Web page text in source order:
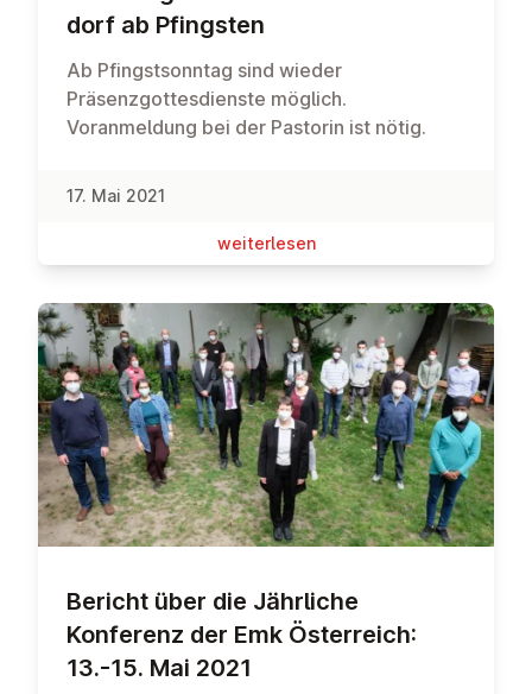
dorf ab Pfingsten
Ab Pfingstsonntag sind wieder
Präsenzgottesdienste möglich.
Voranmeldung bei der Pastorin ist nötig.
17. Mai 2021
wei­ter­le­sen
Bericht über die Jährliche
Konferenz der Emk Ös­ter­reich:
13.-15. Mai 2021